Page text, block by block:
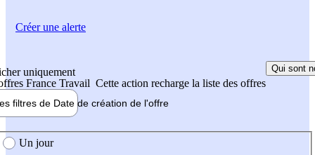
uniquement
France Travail Cette action recharge la liste des offres
Qui sont
filtres de Date de création de l'offre
création de l'offre
Un jour
Créer une alerte